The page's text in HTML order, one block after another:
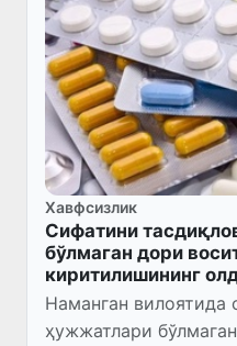
Хавфсизлик
Сифатини
бўлмаган дори
киритилишининг
Наманган вилоятида
ҳужжатлари